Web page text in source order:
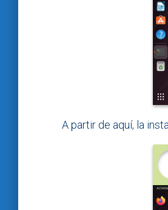
A partir de aquí, la